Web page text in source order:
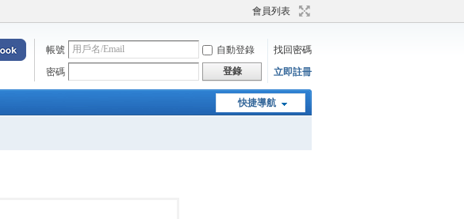
會員列表
帳號 自動登錄
找回密碼
密碼
登錄 立即註冊
快捷導航